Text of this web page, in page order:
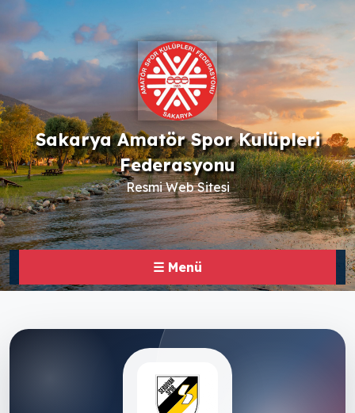
Sakarya Amatör Spor Kulüpleri
Federasyonu
Resmi Web Sitesi
☰ Menü